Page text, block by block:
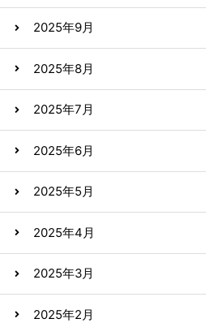
2025年9月
2025年8月
2025年7月
2025年6月
2025年5月
2025年4月
2025年3月
2025年2月